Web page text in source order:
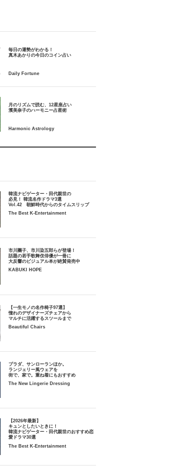
毎日の運勢がわかる！
月のリズムで読む、12星座占い
韓流ナビゲーター・田代親世の
必見！ 韓流名作ドラマ3選
Vol.42 朝鮮時代からのタイムスリップ
The Best K-Entertainment
市川團子、市川染五郎らが登場！
話題の若手歌舞伎俳優が一冊に
大反響のビジュアル本が絶賛発売中
KABUKI HOPE
【一生モノの名作椅子97選】
憧れのデザイナーズチェアから
マルチに活躍するスツールまで
Beautiful Chairs
プラダ、サンローランほか。
ランジェリー風ウェアを
街で、家で。重ね着にもおすすめ
The New Lingerie Dressing
【2026年最新】
キュンとしたいときに！
韓流ナビゲーター・田代親世のおすすめ恋
愛ドラマ30選
The Best K-Entertainment